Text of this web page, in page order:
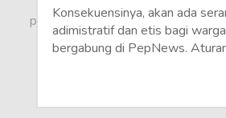
Konsekuensinya, akan ada
adimistratif dan etis bagi
bergabung di PepNews.
mendasar adalah setiap
menggunakan identitas asli
keterangan penduduk.
pandang tidak biasa, yang
berita media arus